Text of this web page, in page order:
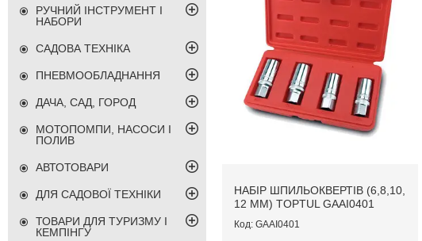
НАБІР ШПИЛЬОКВЕРТІВ (6,8,10,
12 ММ) TOPTUL GAAI0401
GAAI0401
РУЧНИЙ ІНСТРУМЕНТ І
НАБОРИ
САДОВА ТЕХНІКА
ПНЕВМООБЛАДНАННЯ
ДАЧА, САД, ГОРОД
МОТОПОМПИ, НАСОСИ І
ПОЛИВ
АВТОТОВАРИ
ДЛЯ САДОВОЇ ТЕХНІКИ
ТОВАРИ ДЛЯ ТУРИЗМУ І
КЕМПІНГУ